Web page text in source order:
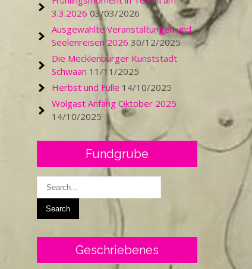
3.3.2026 03/03/2026
Ausgewählte Veranstaltungen und
Seelenreisen 2026 30/12/2025
Die Mecklenburger Kunststadt
Schwaan 11/11/2025
Herbst und Fülle 14/10/2025
Wolgast Anfang Oktober 2025
14/10/2025
Fundgrube
Geschriebenes